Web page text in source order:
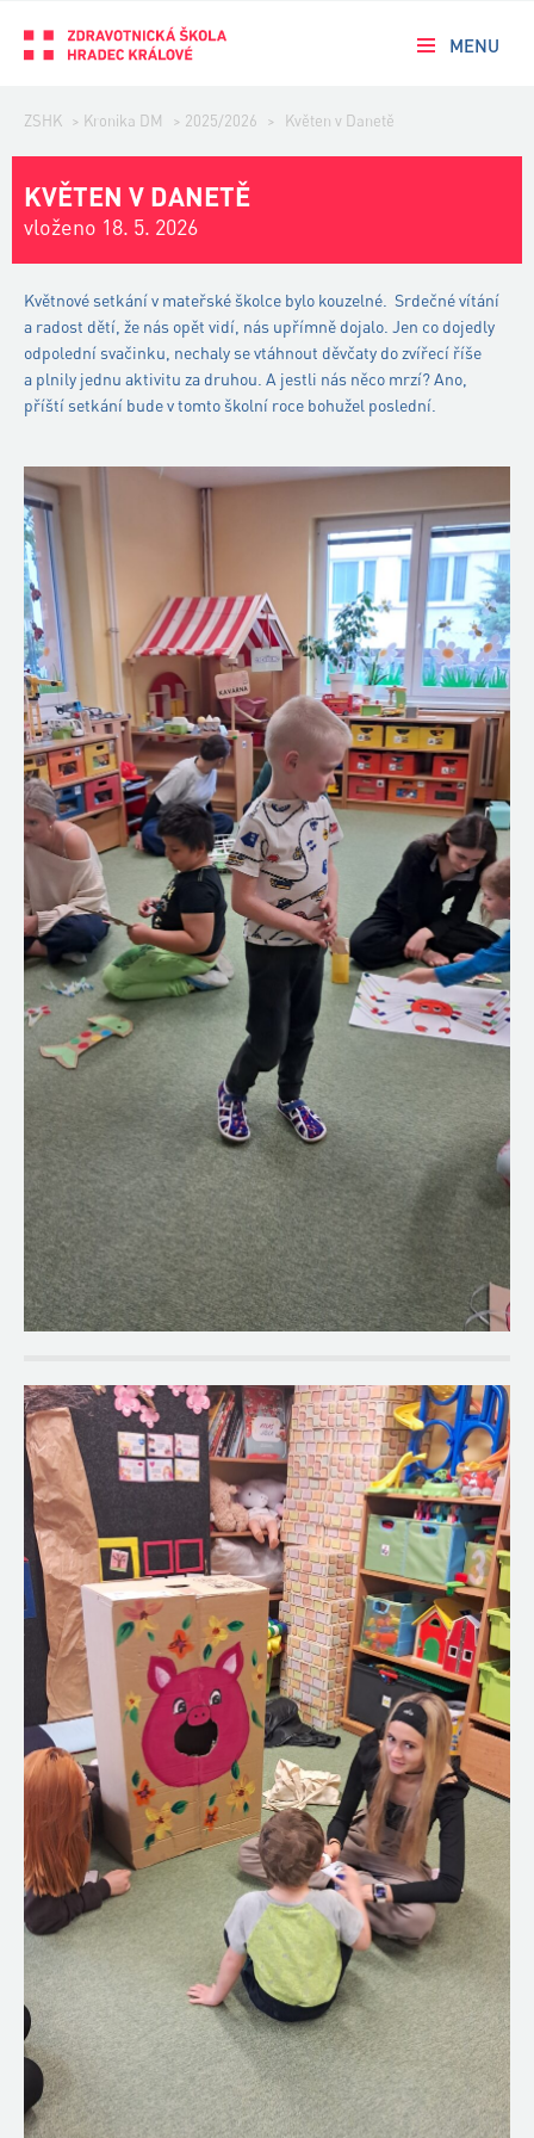
MENU
ZSHK > Kronika DM > 2025/2026 > Květen v Danetě
KVĚTEN V DANETĚ
vloženo 18. 5. 2026
Květnové setkání v mateřské školce bylo kouzelné. Srdečné vítání
a radost dětí, že nás opět vidí, nás upřímně dojalo. Jen co dojedly
odpolední svačinku, nechaly se vtáhnout děvčaty do zvířecí říše
a plnily jednu aktivitu za druhou. A jestli nás něco mrzí? Ano,
příští setkání bude v tomto školní roce bohužel poslední.